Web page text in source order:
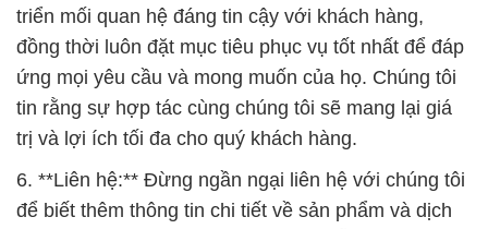
triển mối quan hệ đáng tin cậy với khách hàng,
đồng thời luôn đặt mục tiêu phục vụ tốt nhất để đáp
ứng mọi yêu cầu và mong muốn của họ. Chúng tôi
tin rằng sự hợp tác cùng chúng tôi sẽ mang lại giá
trị và lợi ích tối đa cho quý khách hàng.
6. **Liên hệ:** Đừng ngần ngại liên hệ với chúng tôi
để biết thêm thông tin chi tiết về sản phẩm và dịch